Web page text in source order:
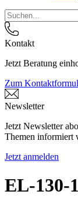
Kontakt
Jetzt Beratung
Zum
Newsletter
Jetzt Newsletter
Themen informiert
Jetzt anmelden
EL-130-